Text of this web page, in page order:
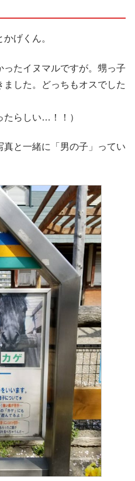
げくん。
たイヌマルですが。甥っ子
した。どっちもオスでした
たらしい…！！）
と一緒に「男の子」ってい